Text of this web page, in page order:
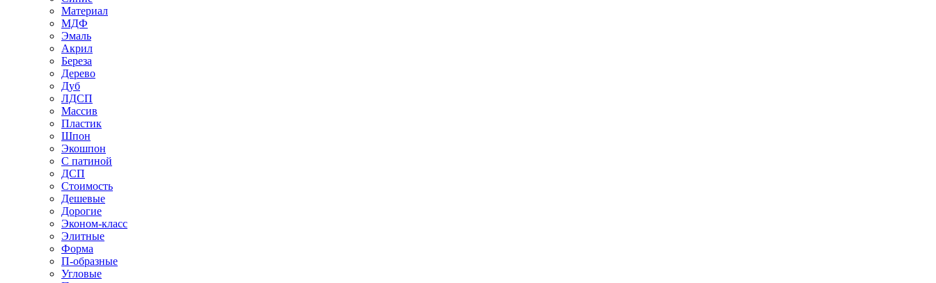
Материал
МДФ
Эмаль
Акрил
Береза
Дерево
Дуб
ЛДСП
Массив
Пластик
Шпон
Экошпон
С патиной
ДСП
Стоимость
Дешевые
Дорогие
Эконом-класс
Элитные
Форма
П-образные
Угловые